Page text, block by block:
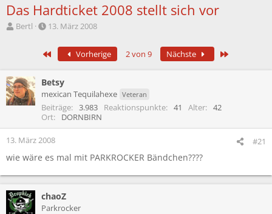
Das Hardticket 2008 stellt sich vor
E
l
l
e
Bertl
E
t
l
l
a
m
13. März 2008
Erste Vorherige 2 von 9 Nächste
Betsy
mexican Tequilahexe Veteran
Beiträge 3.983 Reaktionspunkte 41 Alter
42
Ort
DORNBIRN
13. März 2008 #21
wie wäre es mal mit PARKROCKER Bändchen????
chaoZ
Parkrocker